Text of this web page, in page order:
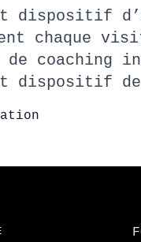
dispositif
chaque
de coaching
dispositif de